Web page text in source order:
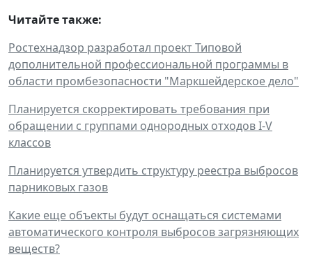
Читайте также:
Ростехнадзор разработал проект Типовой
дополнительной профессиональной программы в
области промбезопасности "Маркшейдерское дело"
Планируется скорректировать требования при
обращении с группами однородных отходов I-V
классов
Планируется утвердить структуру реестра выбросов
парниковых газов
Какие еще объекты будут оснащаться системами
автоматического контроля выбросов загрязняющих
веществ?